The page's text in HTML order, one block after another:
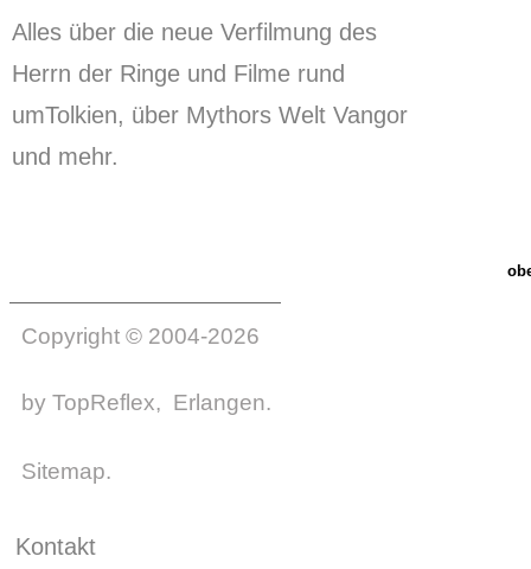
Alles über die neue Verfilmung des
Herrn der Ringe und Filme rund
umTolkien, über Mythors Welt Vangor
und mehr.
Copyright © 2004-2026
by TopReflex, Erlangen.
Sitemap.
Kontakt